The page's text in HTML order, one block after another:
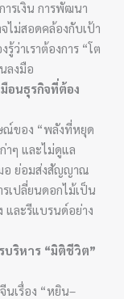
รเงิน การพัฒนา
ไม่สอดคล้องกับเป้า
ว่าเราต้องการ “โต
ลงมือ
อนธุรกิจที่ต้อง
ณ์ของ “พลังที่หยุด
าๆ และไม่ดูแล
อ ย่อมส่งสัญญาณ
เปลี่ยนดอกไม้เป็น
และรีแบรนด์อย่าง
ริหาร “มิติชีวิต”
นเรื่อง “หยิน–